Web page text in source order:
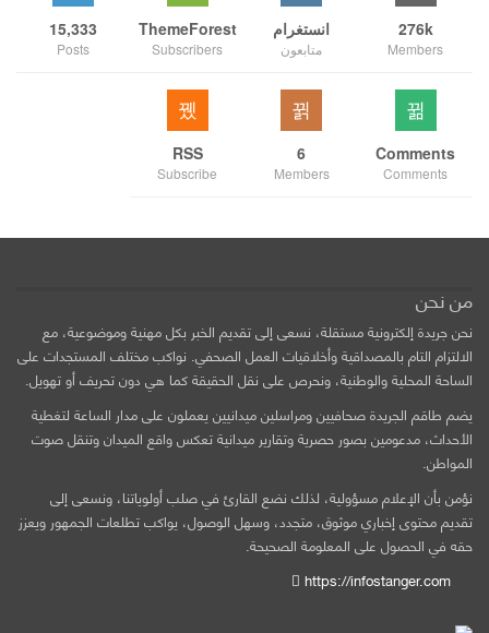
276k
Members
انستغرام
متابعون
ThemeForest
Subscribers
15,333
Posts
Comments
Comments
6
Members
RSS
Subscribe
من نحن
نحن جريدة إلكترونية مستقلة، نسعى إلى تقديم الخبر بكل مهنية وموضوعية، مع
الالتزام التام بالمصداقية وأخلاقيات العمل الصحفي. نواكب مختلف المستجدات على
الساحة المحلية والوطنية، ونحرص على نقل الحقيقة كما هي دون تحريف أو تهويل.
يضم طاقم الجريدة صحافيين ومراسلين ميدانيين يعملون على مدار الساعة لتغطية
الأحداث، مدعومين بصور حصرية وتقارير ميدانية تعكس واقع الميدان وتنقل صوت
المواطن.
نؤمن بأن الإعلام مسؤولية، لذلك نضع القارئ في صلب أولوياتنا، ونسعى إلى
تقديم محتوى إخباري موثوق، متجدد، وسهل الوصول، يواكب تطلعات الجمهور ويعزز
حقه في الحصول على المعلومة الصحيحة.
https://infostanger.com